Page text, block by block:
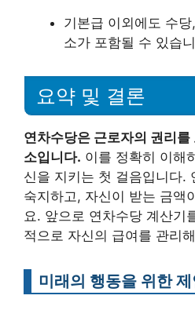
기본급 이외에도 수
소가 포함될 수 있습
요약 및 결론
연차수당은 근로자의 권리를
소입니다. 이를 정확히 이해
신을 지키는 첫 걸음입니다.
숙지하고, 자신이 받는 금액
요. 앞으로 연차수당 계산기
적으로 자신의 급여를 관리
미래의 행동을 위한